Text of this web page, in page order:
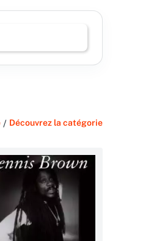
/ Découvrez la catégorie